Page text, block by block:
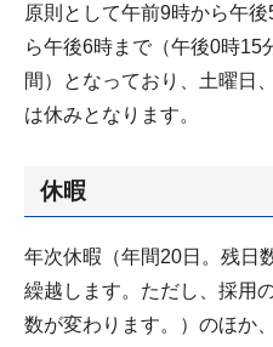
原則として午前9時から午
ら午後6時まで（午後0時15
間）となっており、土曜日
は休みとなります。
休暇
年次休暇（年間20日。残日
繰越します。ただし、採用
数が変わります。）のほか